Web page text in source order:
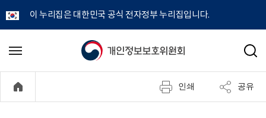
이 누리집은 대한민국 공식 전자정부 누리집입니다.
개
정
메
기
검
인쇄 공유